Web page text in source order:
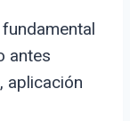
fundamental
antes
aplicación